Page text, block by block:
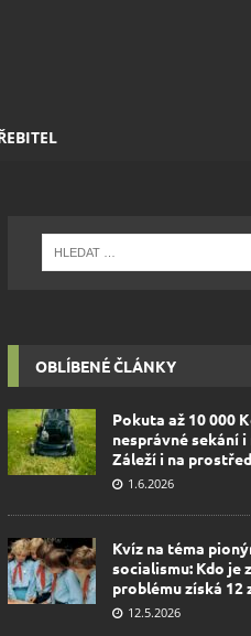
OBLÍBENÉ ČLÁNKY
Pokuta až 10 000
nesprávné sekání
Záleží i na
1.6.2026
Kvíz na téma
socialismu: Kdo je
problému získá 12
12.5.2026